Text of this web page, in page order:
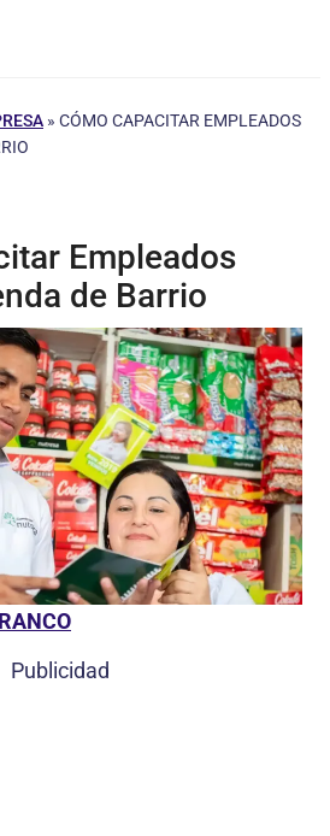
» CÓMO CAPACITAR EMPLEADOS
Empleados
de Barrio
Publicidad